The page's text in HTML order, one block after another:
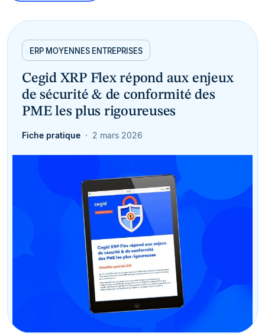
ERP MOYENNES ENTREPRISES
Cegid XRP Flex répond aux enjeux
de sécurité & de conformité des
PME les plus rigoureuses
Fiche pratique 2 mars 2026